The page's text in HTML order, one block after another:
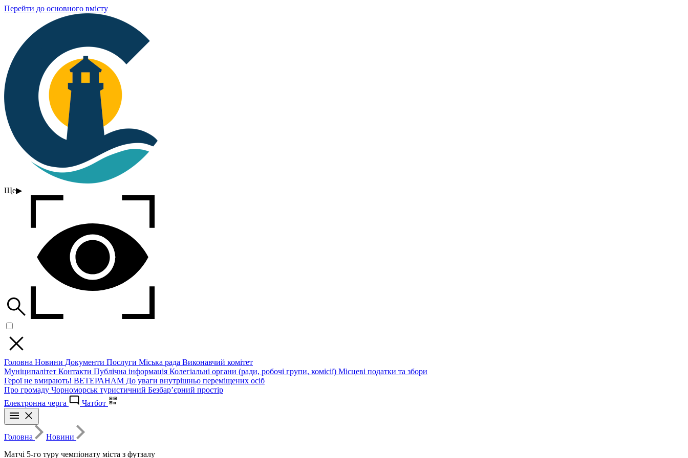
Перейти до основного вмісту
Ще▶
Головна Новини Документи Послуги Міська рада Виконавчий комітет
Муніципалітет Контакти Публічна інформація Колегіальні органи (ради, робочі групи, комісії) Місцеві податки та збори
Герої не вмирають! ВЕТЕРАНАМ До уваги внутрішньо переміщених осіб
Про громаду Чорноморськ туристичний Безбар’єрний простір
Електронна черга
Чатбот
Головна
Новини
Матчі 5-го туру чемпіонату міста з футзалу